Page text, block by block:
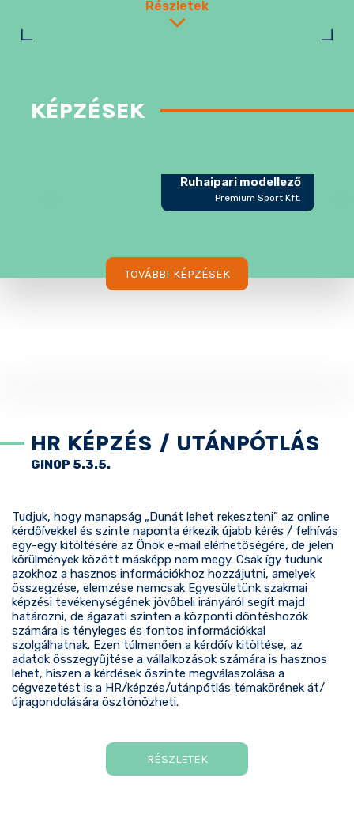
Részletek
KÉPZÉSEK
Ruhaipari modellező
Premium Sport Kft.
TOVÁBBI KÉPZÉSEK
HR KÉPZÉS / UTÁNPÓTLÁS
GINOP 5.3.5.
Tudjuk, hogy manapság „Dunát lehet rekeszteni” az online
kérdőívekkel és szinte naponta érkezik újabb kérés / felhívás
egy-egy kitöltésére az Önök e-mail elérhetőségére, de jelen
körülmények között másképp nem megy. Csak így tudunk
azokhoz a hasznos információkhoz hozzájutni, amelyek
összegzése, elemzése nemcsak Egyesületünk szakmai
képzési tevékenységének jövőbeli irányáról segít majd
határozni, de ágazati szinten a központi döntéshozók
számára is tényleges és fontos információkkal
szolgálhatnak. Ezen túlmenően a kérdőív kitöltése, az
adatok összegyűjtése a vállalkozások számára is hasznos
lehet, hiszen a kérdések őszinte megválaszolása a
cégvezetést is a HR/képzés/utánpótlás témakörének át/
újragondolására ösztönözheti.
RÉSZLETEK